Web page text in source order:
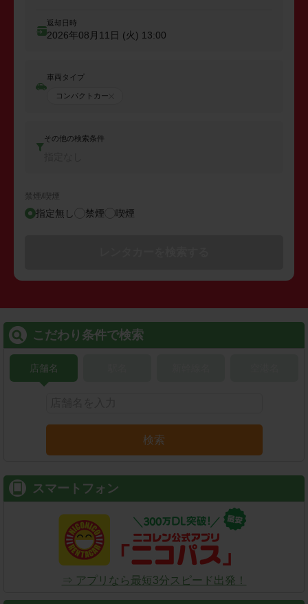
返却日時
2026年08月11日 (火) 13:00
車両タイプ
コンパクトカー
その他の検索条件
禁煙/喫煙
指定無し 禁煙 喫煙
こだわり条件で検索
店舗名
検索
スマートフォン
⇒ アプリなら最短3分スピード出発！